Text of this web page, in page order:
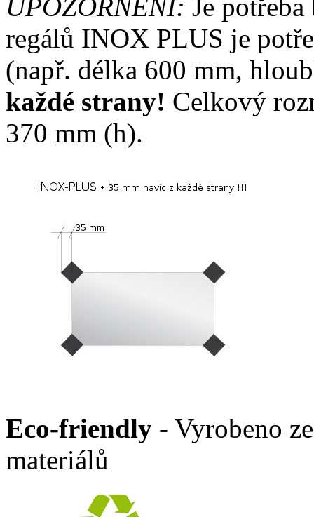
UPOZORNĚNÍ: Je
regálů INOX PLUS je
(např. délka 600 mm,
každé strany! Celkový
370 mm (h).
Eco-friendly - Vyrobeno
materiálů